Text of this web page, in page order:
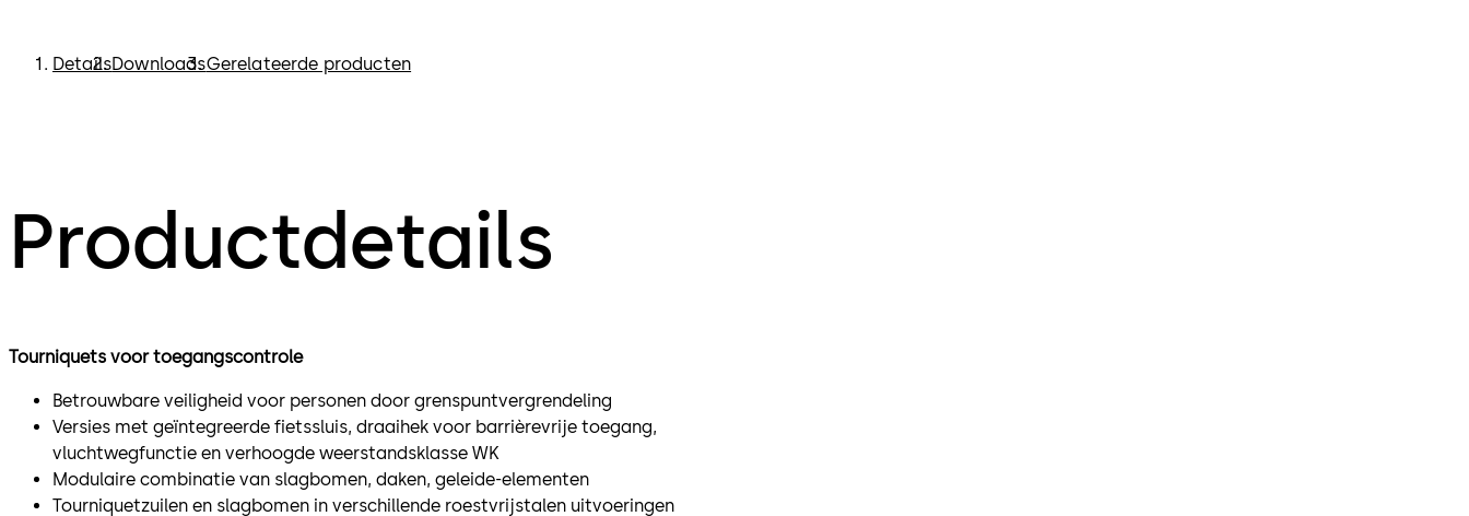
DetailsDownloadsGerelateerde producten
Productdetails
Tourniquets voor toegangscontrole
Betrouwbare veiligheid voor personen door grenspuntvergrendeling
Versies met geïntegreerde fietssluis, draaihek voor barrièrevrije toegang,
vluchtwegfunctie en verhoogde weerstandsklasse WK
Modulaire combinatie van slagbomen, daken, geleide-elementen
Tourniquetzuilen en slagbomen in verschillende roestvrijstalen uitvoeringen